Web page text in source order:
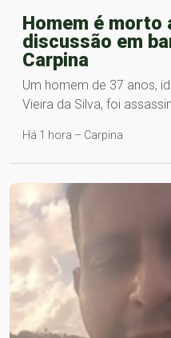
Homem é morto
discussão em
Carpina
Um homem de 37 anos,
Vieira da Silva, foi
Há 1 hora – Carpina